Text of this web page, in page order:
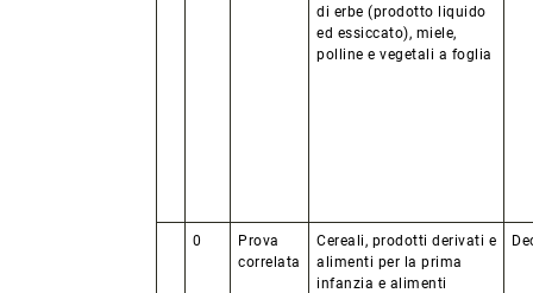
di erbe (prodotto liquido
ed essiccato), miele,
polline e vegetali a foglia
0
Prova
correlata
Cereali, prodotti derivati e
alimenti per la prima
infanzia e alimenti